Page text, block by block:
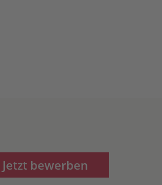
Jetzt bewerben